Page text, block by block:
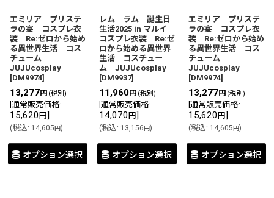
エミリア プリステ
ラの宴 コスプレ衣
装 Re:ゼロから始め
る異世界生活 コス
チューム
JUJUcosplay
[DM9974]
13,277円 (税別)
通常販売価格:
15,620 円]
(税込: 14,605円)
オプション選択
レム ラム 誕生日
生活2025 in マルイ
コスプレ衣装 Re:ゼ
ロから始める異世界
生活 コスチュー
ム JUJUcosplay
[DM9937]
11,960円 (税別)
通常販売価格:
14,070 円]
(税込: 13,156円)
オプション選択
エミリア プリステ
ラの宴 コスプレ衣
装 Re:ゼロから始め
る異世界生活 コス
チューム
JUJUcosplay
[DM9974]
13,277円 (税別)
通常販売価格:
15,620 円]
(税込: 14,605円)
オプション選択